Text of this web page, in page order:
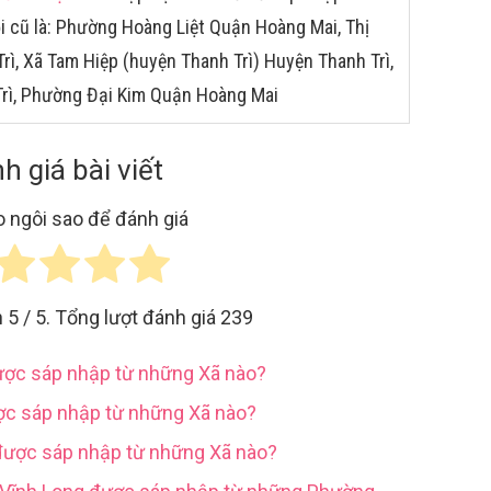
là: Phường Hoàng Liệt Quận Hoàng Mai, Thị
Xã Tam Hiệp (huyện Thanh Trì) Huyện Thanh Trì,
Phường Đại Kim Quận Hoàng Mai
giá bài viết
ngôi sao để đánh giá
5 / 5. Tổng lượt đánh giá 239
sáp nhập từ những Xã nào?
sáp nhập từ những Xã nào?
sáp nhập từ những Xã nào?